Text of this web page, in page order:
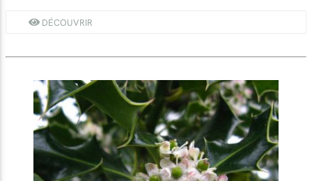
DÉCOUVRIR